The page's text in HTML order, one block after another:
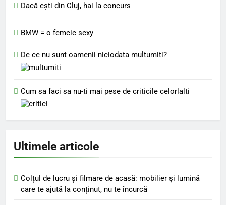
Dacă eşti din Cluj, hai la concurs
BMW = o femeie sexy
De ce nu sunt oamenii niciodata multumiti?
Cum sa faci sa nu-ti mai pese de criticile celorlalti
Ultimele articole
Colțul de lucru și filmare de acasă: mobilier și lumină
care te ajută la conținut, nu te încurcă